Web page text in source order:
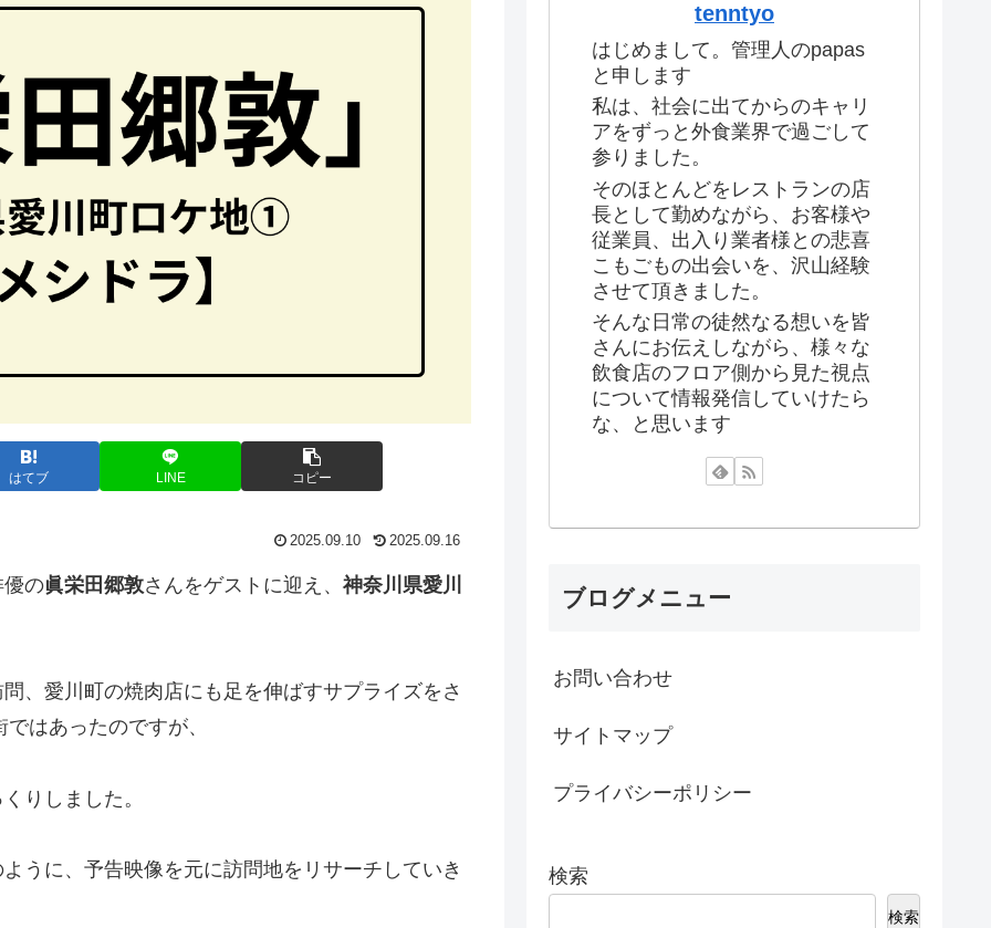
はてブ LINE コピー
2025.09.10 2025.09.16
優の眞栄田郷敦さんをゲストに迎え、 神奈川県愛川
、愛川町の焼肉店にも足を伸ばすサプライズをさ
はあったのですが、
りしました。
うに、予告映像を元に訪問地をリサーチしていき
tenntyo
はじめまして。管理人のpapas
と申します
私は、社会に出てからのキャリ
アをずっと外食業界で過ごして
参りました。
そのほとんどをレストランの店
長として勤めながら、お客様や
従業員、出入り業者様との悲喜
こもごもの出会いを、沢山経験
させて頂きました。
そんな日常の徒然なる想いを皆
さんにお伝えしながら、様々な
飲食店のフロア側から見た視点
について情報発信していけたら
な、と思います
ブログメニュー
お問い合わせ
サイトマップ
プライバシーポリシー
検索
検索